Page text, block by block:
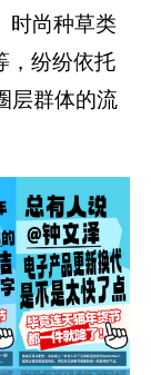
时尚种草类
，纷纷依托
层群体的流